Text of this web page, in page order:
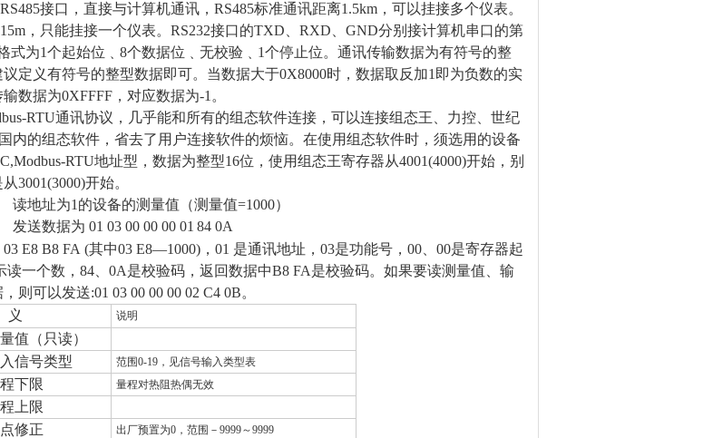
接口，直接与计算机通讯， RS485标准通讯距离1 .5km，可以挂接多个仪表。
，只能挂接一个仪表。 RS232接口的TXD、RXD、GND分别接计算机串口的第
式为1个起始位﹑8个数据位﹑无校验
1个停止位。通讯传输数据为有符号的整
定义有符号的整型数据即可。当数据大于0X8000时，数据取反加1即为负数的实
数据为0XFFFF，对应数据为-1。
RTU通讯协议，几乎能和所有的组态软件连接，可以连接组态王、力控、世纪
内的组态软件，省去了用户连接软件的烦恼。在使用组态软件时，须选用的设备
RTU地址型，数据为整型16位，使用组态王寄存器从4001(4000)开始，别
3001(3000)开始。
读地址为1的设备的测量值（测量值=1000）
发送数据为 01 03 00 00 00 01 84 0A
03 E8 B8 FA (其中03 E8—1000)，01 是通讯地址，03是功能号，00、00是寄存器起
读一个数，84、0A是校验码，返回数据中B8 FA是校验码。如果要读测量值、输
则可以发送:01 03 00 00 00 02 C4 0B。
义 说明
值（只读）
信号类型 范围0-19 ，见信号输入类型表
下限 量程对热阻热偶无效
上限
修正 出厂预置为0 ，范围－ 9999～9999